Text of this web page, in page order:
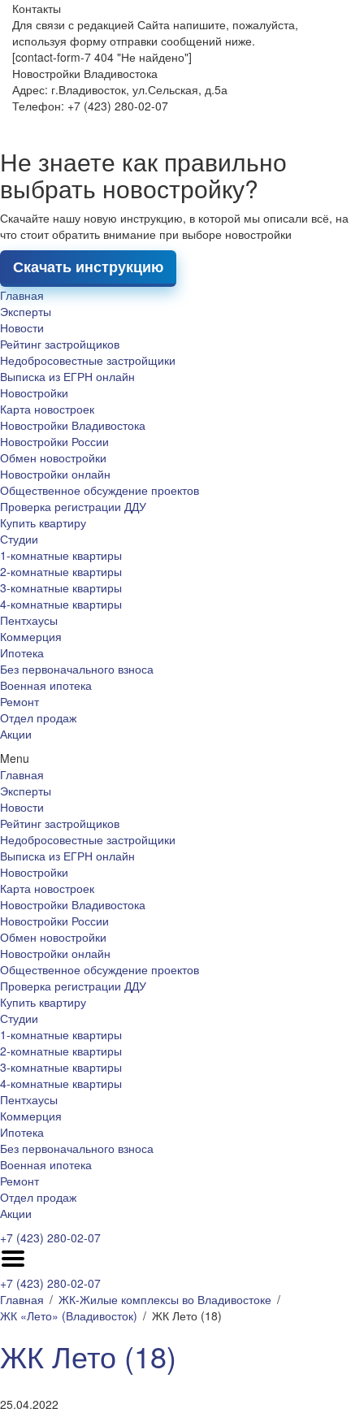
Контакты
Для связи с редакцией Сайта напишите, пожалуйста,
используя форму отправки сообщений ниже.
[contact-form-7 404 "Не найдено"]
Новостройки Владивостока
Адрес: г.Владивосток, ул.Сельская, д.5а
Телефон: +7 (423) 280-02-07
Не знаете как правильно
выбрать новостройку?
Скачайте нашу новую инструкцию, в которой мы описали всё, на
что стоит обратить внимание при выборе новостройки
Скачать инструкцию
Главная
Эксперты
Новости
Рейтинг застройщиков
Недобросовестные застройщики
Выписка из ЕГРН онлайн
Новостройки
Карта новостроек
Новостройки Владивостока
Новостройки России
Обмен новостройки
Новостройки онлайн
Общественное обсуждение проектов
Проверка регистрации ДДУ
Купить квартиру
Студии
1-комнатные квартиры
2-комнатные квартиры
3-комнатные квартиры
4-комнатные квартиры
Пентхаусы
Коммерция
Ипотека
Без первоначального взноса
Военная ипотека
Ремонт
Отдел продаж
Акции
Menu
Главная
Эксперты
Новости
Рейтинг застройщиков
Недобросовестные застройщики
Выписка из ЕГРН онлайн
Новостройки
Карта новостроек
Новостройки Владивостока
Новостройки России
Обмен новостройки
Новостройки онлайн
Общественное обсуждение проектов
Проверка регистрации ДДУ
Купить квартиру
Студии
1-комнатные квартиры
2-комнатные квартиры
3-комнатные квартиры
4-комнатные квартиры
Пентхаусы
Коммерция
Ипотека
Без первоначального взноса
Военная ипотека
Ремонт
Отдел продаж
Акции
+7 (423) 280-02-07
+7 (423) 280-02-07
Главная
ЖК-Жилые комплексы во Владивостоке
ЖК «Лето» (Владивосток)
ЖК Лето (18)
ЖК Лето (18)
25.04.2022